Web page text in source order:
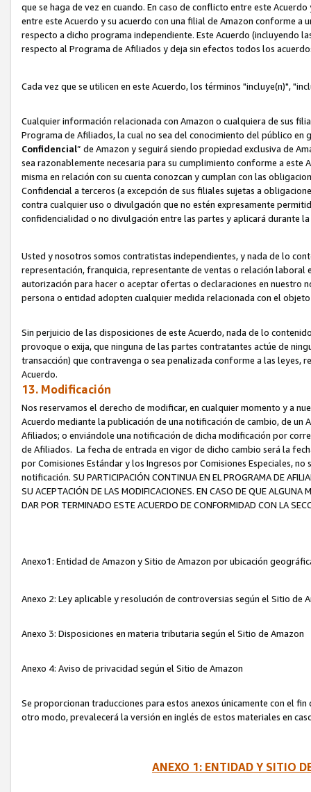
que se haga de vez en cuando. En caso de conflicto entre este
entre este Acuerdo y su acuerdo con una filial de Amazon conforme
respecto a dicho programa independiente. Este Acuerdo (incluyendo
respecto al Programa de Afiliados y deja sin efectos todos los
Cada vez que se utilicen en este Acuerdo, los términos "incluye(n)",
Cualquier información relacionada con Amazon o cualquiera de sus
Programa de Afiliados, la cual no sea del conocimiento del público
Confidencial” de Amazon y seguirá siendo propiedad exclusiva de
sea razonablemente necesaria para su cumplimiento conforme a
misma en relación con su cuenta conozcan y cumplan con las
Confidencial a terceros (a excepción de sus filiales sujetas a
contra cualquier uso o divulgación que no estén expresamente
confidencialidad o no divulgación entre las partes y aplicará durante
Usted y nosotros somos contratistas independientes, y nada de lo
representación, franquicia, representante de ventas o relación
autorización para hacer o aceptar ofertas o declaraciones en nuestro
persona o entidad adopten cualquier medida relacionada con el
Sin perjuicio de las disposiciones de este Acuerdo, nada de lo
provoque o exija, que ninguna de las partes contratantes actúe de
transacción) que contravenga o sea penalizada conforme a las leyes,
Acuerdo.
13. Modificación
Nos reservamos el derecho de modificar, en cualquier momento y a
Acuerdo mediante la publicación de una notificación de cambio, de
Afiliados; o enviándole una notificación de dicha modificación por
de Afiliados. La fecha de entrada en vigor de dicho cambio será la
por Comisiones Estándar y los Ingresos por Comisiones Especiales,
notificación. SU PARTICIPACIÓN CONTINUA EN EL PROGRAMA DE
SU ACEPTACIÓN DE LAS MODIFICACIONES. EN CASO DE QUE ALGUNA
DAR POR TERMINADO ESTE ACUERDO DE CONFORMIDAD CON LA
Anexo1: Entidad de Amazon y Sitio de Amazon por ubicación
Anexo 2: Ley aplicable y resolución de controversias según el Sitio de
Anexo 3: Disposiciones en materia tributaria según el Sitio de Amazon
Anexo 4: Aviso de privacidad según el Sitio de Amazon
Se proporcionan traducciones para estos anexos únicamente con el
otro modo, prevalecerá la versión en inglés de estos materiales en
ANEXO 1: ENTIDAD Y SITIO